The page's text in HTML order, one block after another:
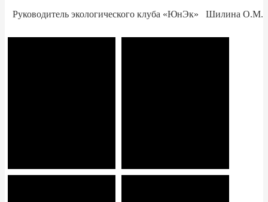
Руководитель экологического клуба «ЮнЭк» Шилина О.М.